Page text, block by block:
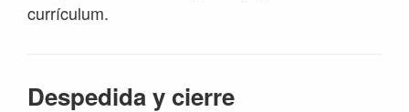
currículum.
Despedida y cierre